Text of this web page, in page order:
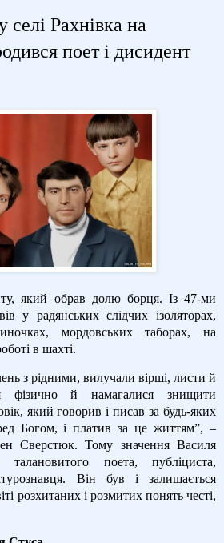
селі Рахнівка на
поет і дисидент
який обрав долю борця. Із 47-ми
у радянських слідчих ізоляторах,
мордовських таборах, на
в шахті.
з рідними, вилучали вірші, листи й
фізично й намагалися знищити
який говорив і писав за будь-яких
Богом, і платив за це життям”, –
Сверстюк. Тому значення Василя
поета, публіциста,
Він був і залишається
розхитаних і розмитих понять честі,